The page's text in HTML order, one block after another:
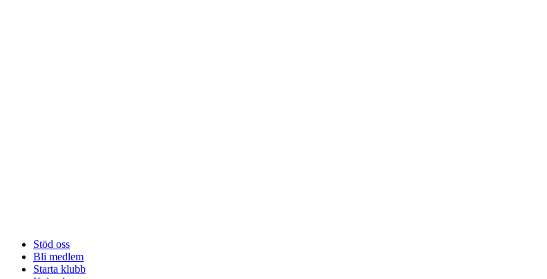
Stöd oss
Bli medlem
Starta klubb